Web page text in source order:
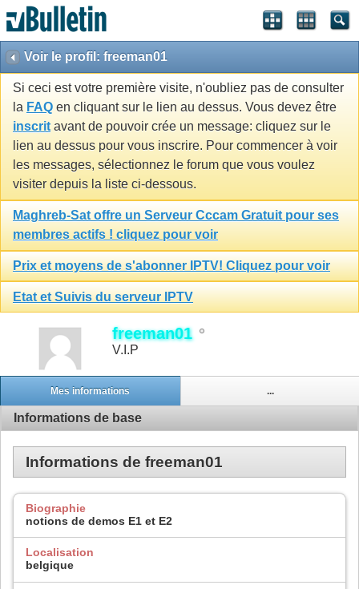
Voir le profil: freeman01
Si ceci est votre première visite, n'oubliez pas de consulter
la FAQ en cliquant sur le lien au dessus. Vous devez être
inscrit avant de pouvoir crée un message: cliquez sur le
lien au dessus pour vous inscrire. Pour commencer à voir
les messages, sélectionnez le forum que vous voulez
visiter depuis la liste ci-dessous.
Maghreb-Sat offre un Serveur Cccam Gratuit pour ses
membres actifs ! cliquez pour voir
Prix et moyens de s'abonner IPTV! Cliquez pour voir
Etat et Suivis du serveur IPTV
freeman01
V.I.P
Mes informations ...
Informations de base
Informations de freeman01
Biographie
notions de demos E1 et E2
Localisation
belgique